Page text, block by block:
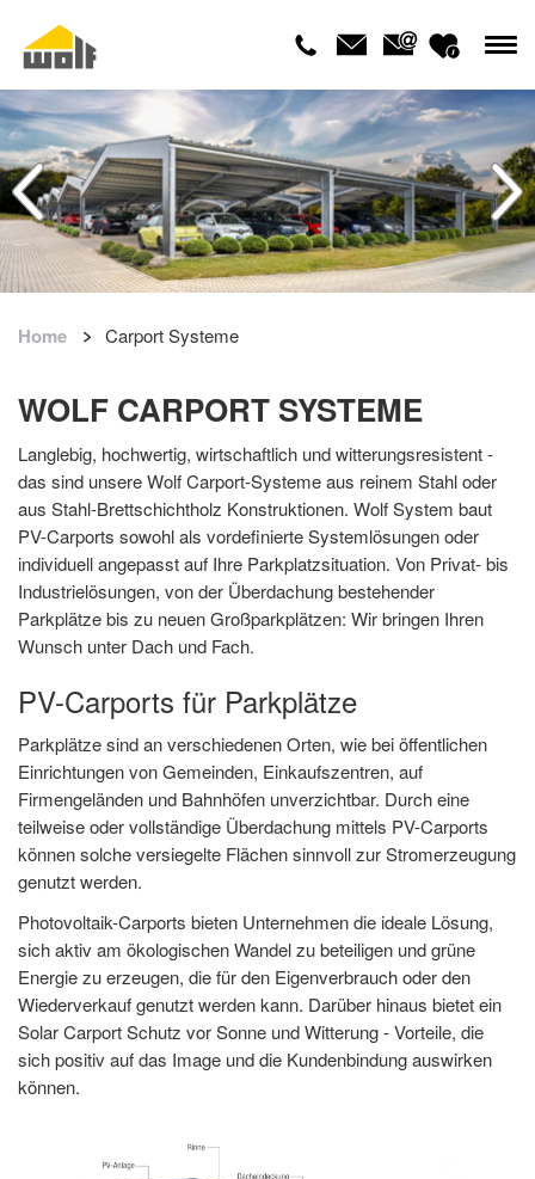
Home Carport Systeme
WOLF CARPORT SYSTEME
Langlebig, hochwertig, wirtschaftlich und witterungsresistent -
das sind unsere Wolf Carport-Systeme aus reinem Stahl oder
aus Stahl-Brettschichtholz Konstruktionen. Wolf System baut
PV-Carports sowohl als vordefinierte Systemlösungen oder
individuell angepasst auf Ihre Parkplatzsituation. Von Privat- bis
Industrielösungen, von der Überdachung bestehender
Parkplätze bis zu neuen Großparkplätzen: Wir bringen Ihren
Wunsch unter Dach und Fach.
PV-Carports für Parkplätze
Parkplätze sind an verschiedenen Orten, wie bei öffentlichen
Einrichtungen von Gemeinden, Einkaufszentren, auf
Firmengeländen und Bahnhöfen unverzichtbar. Durch eine
teilweise oder vollständige Überdachung mittels PV-Carports
können solche versiegelte Flächen sinnvoll zur Stromerzeugung
genutzt werden.
Photovoltaik-Carports bieten Unternehmen die ideale Lösung,
sich aktiv am ökologischen Wandel zu beteiligen und grüne
Energie zu erzeugen, die für den Eigenverbrauch oder den
Wiederverkauf genutzt werden kann. Darüber hinaus bietet ein
Solar Carport Schutz vor Sonne und Witterung - Vorteile, die
sich positiv auf das Image und die Kundenbindung auswirken
können.